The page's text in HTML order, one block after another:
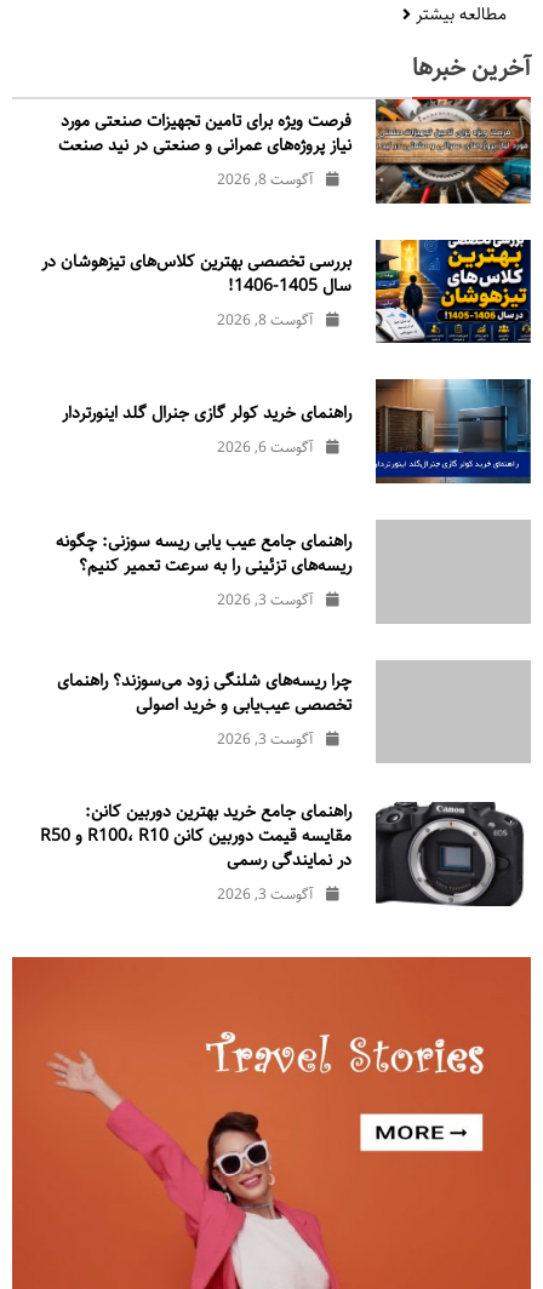
مطالعه بیشتر
آخرین خبرها
فرصت ویژه برای تامین تجهیزات صنعتی مورد
نیاز پروژه‌های عمرانی و صنعتی در نید صنعت
آگوست 8, 2026
بررسی تخصصی بهترین کلاس‌های تیزهوشان در
سال 1405-1406!
آگوست 8, 2026
راهنمای خرید کولر گازی جنرال‌ گلد اینورتر‌دار
آگوست 6, 2026
راهنمای جامع عیب یابی ریسه سوزنی: چگونه
ریسه‌های تزئینی را به سرعت تعمیر کنیم؟
آگوست 3, 2026
چرا ریسه‌های شلنگی زود می‌سوزند؟ راهنمای
تخصصی عیب‌یابی و خرید اصولی
آگوست 3, 2026
راهنمای جامع خرید بهترین دوربین کانن:
مقایسه قیمت دوربین کانن R100، R10 و R50
در نمایندگی رسمی
آگوست 3, 2026